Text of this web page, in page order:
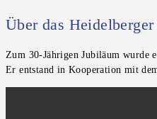
Über das
Zum 30-Jährigen Jubiläum wurde
Er entstand in Kooperation mit